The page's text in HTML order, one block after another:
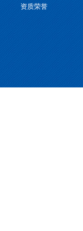
资质荣誉